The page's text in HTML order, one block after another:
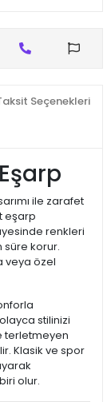
Seçenekleri
ile zarafet
eşarp
renkleri
süre korur.
veya özel
stilinizi
terletmeyen
Klasik ve spor
olur.